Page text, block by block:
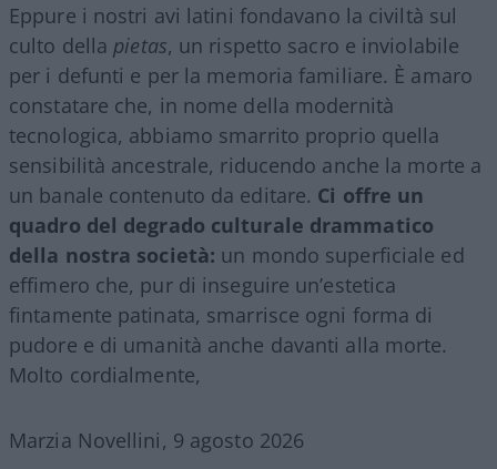
Eppure i nostri avi latini fondavano la civiltà sul
culto della pietas, un rispetto sacro e inviolabile
per i defunti e per la memoria familiare. È amaro
constatare che, in nome della modernità
tecnologica, abbiamo smarrito proprio quella
sensibilità ancestrale, riducendo anche la morte a
un banale contenuto da editare. Ci offre un
quadro del degrado culturale drammatico
della nostra società: un mondo superficiale ed
effimero che, pur di inseguire un’estetica
fintamente patinata, smarrisce ogni forma di
pudore e di umanità anche davanti alla morte.
Molto cordialmente,
Marzia Novellini, 9 agosto 2026